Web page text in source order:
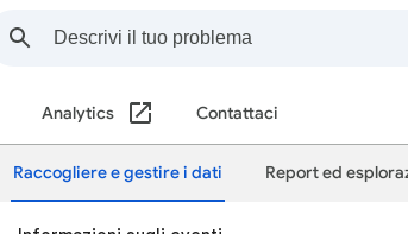
Analytics Contattaci
Raccogliere e gestire i dati Report ed